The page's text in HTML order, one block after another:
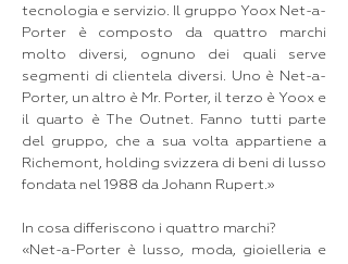
tecnologia e servizio. Il gruppo Yoox Net-a-
Porter è composto da quattro marchi
molto diversi, ognuno dei quali serve
segmenti di clientela diversi. Uno è Net-a-
Porter, un altro è Mr. Porter, il terzo è Yoox e
il quarto è The Outnet. Fanno tutti parte
del gruppo, che a sua volta appartiene a
Richemont, holding svizzera di beni di lusso
fondata nel 1988 da Johann Rupert.»
In cosa differiscono i quattro marchi?
«Net-a-Porter è lusso, moda, gioielleria e